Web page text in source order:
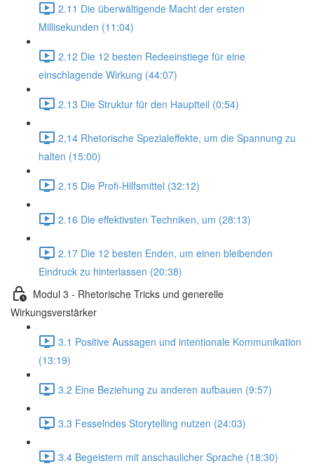
2.11 Die überwältigende Macht der ersten
Millisekunden (11:04)
2.12 Die 12 besten Redeeinstiege für eine
einschlagende Wirkung (44:07)
2.13 Die Struktur für den Hauptteil (0:54)
2,14 Rhetorische Spezialeffekte, um die Spannung zu
halten (15:00)
2.15 Die Profi-Hilfsmittel (32:12)
2.16 Die effektivsten Techniken, um (28:13)
2.17 Die 12 besten Enden, um einen bleibenden
Eindruck zu hinterlassen (20:38)
Modul 3 - Rhetorische Tricks und generelle
Wirkungsverstärker
3.1 Positive Aussagen und intentionale Kommunikation
(13:19)
3.2 Eine Beziehung zu anderen aufbauen (9:57)
3.3 Fesselndes Storytelling nutzen (24:03)
3.4 Begeistern mit anschaulicher Sprache (18:30)